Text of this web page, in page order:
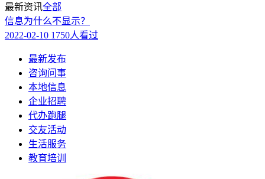
最新资讯全部
信息为什么不显示？
2022-02-10 1750人看过
最新发布
咨询问事
本地信息
企业招聘
代办跑腿
交友活动
生活服务
教育培训